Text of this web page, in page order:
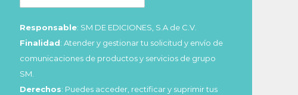
Responsable: SM DE EDICIONES, S.A de C.V.
Finalidad: Atender y gestionar tu solicitud y envío de
comunicaciones de productos y servicios de grupo
SM.
Derechos: Puedes acceder, rectificar y suprimir tus